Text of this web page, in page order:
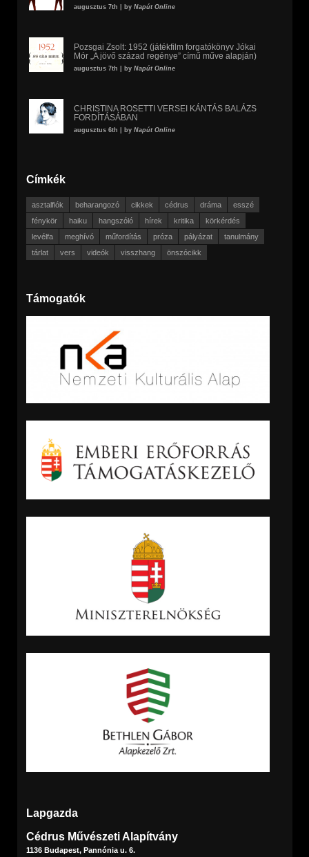
augusztus 7th | by Napút Online
Pozsgai Zsolt: 1952 (játékfilm forgatókönyv Jókai
Mór „A jövő század regénye” című műve alapján)
augusztus 7th | by Napút Online
CHRISTINA ROSETTI VERSEI KÁNTÁS BALÁZS
FORDÍTÁSÁBAN
augusztus 6th | by Napút Online
Címkék
asztalfiók beharangozó cikkek cédrus dráma
esszé
fénykör
haiku hangszóló hírek kritika
körkérdés
levélfa
meghívó műfordítás próza pályázat
tanulmány
tárlat
vers videók visszhang önszócikk
Támogatók
Lapgazda
Cédrus Művészeti Alapítvány
1136 Budapest, Pannónia u. 6.